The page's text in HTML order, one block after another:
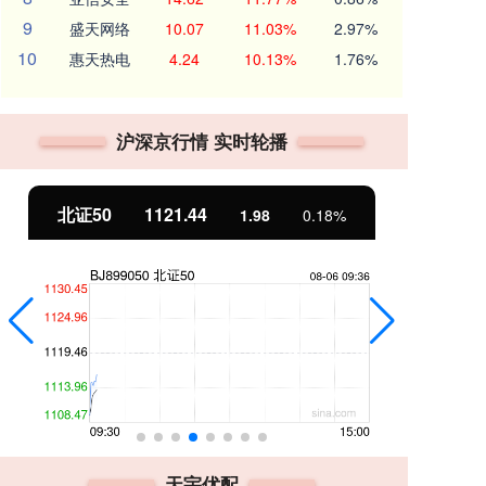
9 盛天网络 10.07 11.03% 2.97%
10 惠天热电 4.24 10.13% 1.76%
沪深京行情 实时轮播
北证50 1121.44 1.98 0.18%